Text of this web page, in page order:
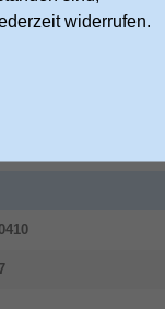
widerrufen.